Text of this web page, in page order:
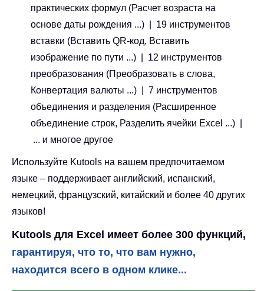
практических формул (Расчет возраста на
основе даты рождения ...) | 19 инструментов
вставки (Вставить QR-код, Вставить
изображение по пути ...) | 12 инструментов
преобразования (Преобразовать в слова,
Конвертация валюты ...) | 7 инструментов
объединения и разделения (Расширенное
объединение строк, Разделить ячейки Excel ...) |
... и многое другое
Используйте Kutools на вашем предпочитаемом
языке – поддерживает английский, испанский,
немецкий, французский, китайский и более 40 других
языков!
Kutools для Excel имеет более 300 функций,
гарантируя, что то, что вам нужно,
находится всего в одном клике...